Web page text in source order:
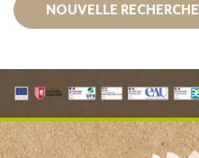
NOUVELLE RECHERCHE